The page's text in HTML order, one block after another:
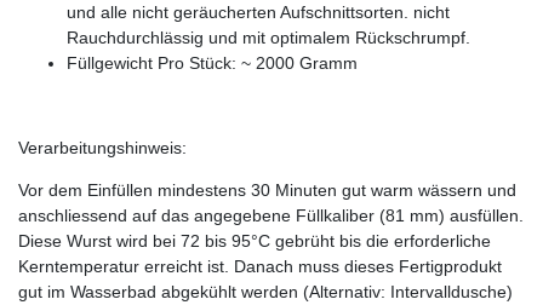
und alle nicht geräucherten Aufschnittsorten. nicht
Rauchdurchlässig und mit optimalem Rückschrumpf.
Füllgewicht Pro Stück: ~ 2000 Gramm
Verarbeitungshinweis:
Vor dem Einfüllen mindestens 30 Minuten gut warm wässern und
anschliessend auf das angegebene Füllkaliber (81 mm) ausfüllen.
Diese Wurst wird bei 72 bis 95°C gebrüht bis die erforderliche
Kerntemperatur erreicht ist. Danach muss dieses Fertigprodukt
gut im Wasserbad abgekühlt werden (Alternativ: Intervalldusche)